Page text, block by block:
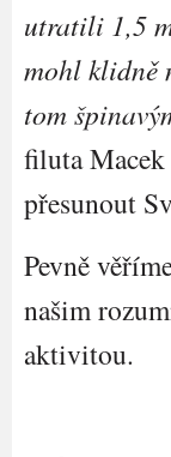
utratili 1,5
mohl klidně
tom
filuta Macek
přesunout
Pevně
našim
aktivitou.